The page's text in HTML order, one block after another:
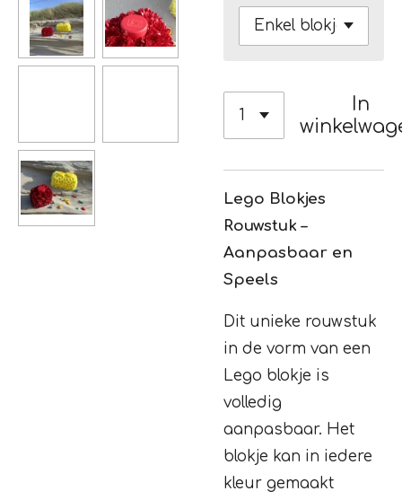
In
Lego Blokjes
Rouwstuk –
Aanpasbaar en
Speels
Dit unieke rouwstuk
in de vorm van een
Lego blokje is
volledig
aanpasbaar. Het
blokje kan in iedere
kleur gemaakt